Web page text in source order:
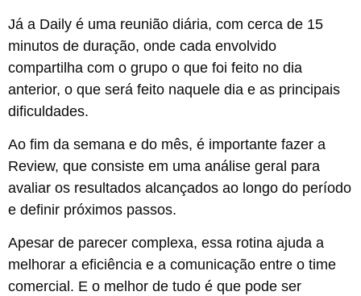
Já a Daily é uma reunião diária, com cerca de 15
minutos de duração, onde cada envolvido
compartilha com o grupo o que foi feito no dia
anterior, o que será feito naquele dia e as principais
dificuldades.
Ao fim da semana e do mês, é importante fazer a
Review, que consiste em uma análise geral para
avaliar os resultados alcançados ao longo do período
e definir próximos passos.
Apesar de parecer complexa, essa rotina ajuda a
melhorar a eficiência e a comunicação entre o time
comercial. E o melhor de tudo é que pode ser